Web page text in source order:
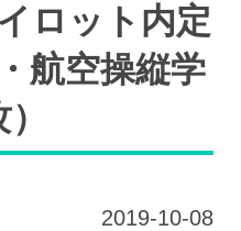
ロット内定
航空操縦学
2019-10-08